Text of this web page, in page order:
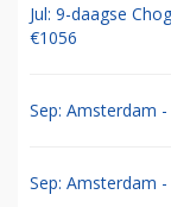
Jul: 9-daagse
€1056
Sep: Amsterdam
Sep: Amsterdam